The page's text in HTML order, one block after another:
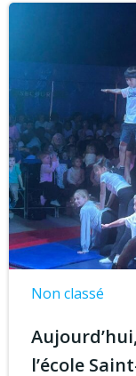
Non classé
l’école